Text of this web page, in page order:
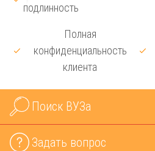
подлинность
Полная
конфиденциальность
клиента
Поиск ВУЗа
Задать вопрос